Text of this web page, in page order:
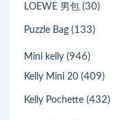
LOEWE 男包 (30)
Puzzle Bag (133)
Mini kelly (946)
Kelly Mini 20 (409)
Kelly Pochette (432)